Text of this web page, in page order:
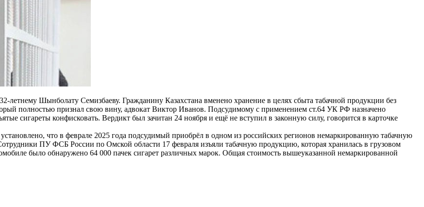
летнему Шынболату Семизбаеву. Гражданину Казахстана вменено хранение в целях сбыта табачной продукции без
полностью признал свою вину, адвокат Виктор Иванов. Подсудимому с применением ст.64 УК РФ назначено
сигареты конфисковать. Вердикт был зачитан 24 ноября и ещё не вступил в законную силу, говорится в карточке
что в феврале 2025 года подсудимый приобрёл в одном из российских регионов немаркированную табачную
ПУ ФСБ России по Омской области 17 февраля изъяли табачную продукцию, которая хранилась в грузовом
было обнаружено 64 000 пачек сигарет различных марок. Общая стоимость вышеуказанной немаркированной